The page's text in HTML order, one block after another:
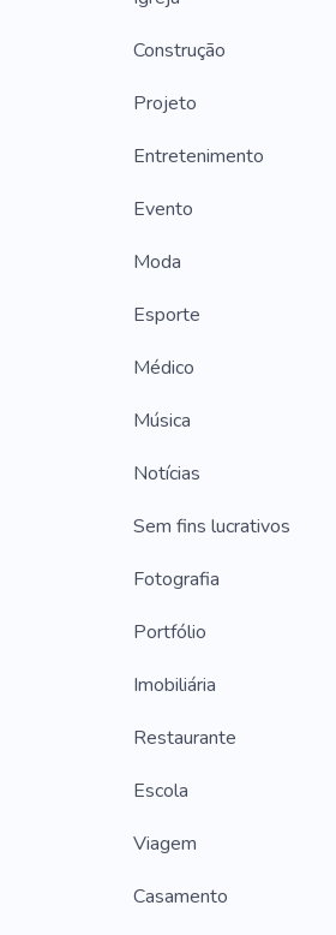
Construção
Projeto
Entretenimento
Evento
Moda
Esporte
Médico
Música
Notícias
Sem fins lucrativos
Fotografia
Portfólio
Imobiliária
Restaurante
Escola
Viagem
Casamento